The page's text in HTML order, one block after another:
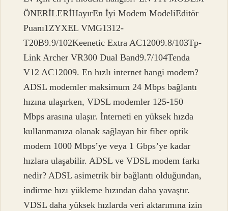
ÖNERİLERİHayırEn İyi Modem ModeliEditör
Puanı1ZYXEL VMG1312-
T20B9.9/102Keenetic Extra AC12009.8/103Tp-
Link Archer VR300 Dual Band9.7/104Tenda
V12 AC12009. En hızlı internet hangi modem?
ADSL modemler maksimum 24 Mbps bağlantı
hızına ulaşırken, VDSL modemler 125-150
Mbps arasına ulaşır. İnterneti en yüksek hızda
kullanmanıza olanak sağlayan bir fiber optik
modem 1000 Mbps’ye veya 1 Gbps’ye kadar
hızlara ulaşabilir. ADSL ve VDSL modem farkı
nedir? ADSL asimetrik bir bağlantı olduğundan,
indirme hızı yükleme hızından daha yavaştır.
VDSL daha yüksek hızlarda veri aktarımına izin